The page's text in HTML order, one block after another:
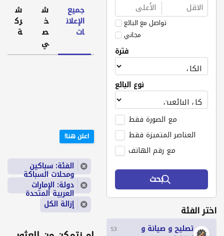
تواصل مع البائع
مجاني
فترة
نوع البائع
مع الصورة فقط
العناصر المتميزة فقط
مع رقم الهاتف
بحث
اختر الفئة
تصليح و صيانة و 53
جميع
الإعلان
ات
ش
خ
ص
ي
ش
رك
ة
اعلن هنا!
الفئة: سباكين
ومحلات السباكة
دولة: الإمارات
العربية المتحدة
إزالة الكل